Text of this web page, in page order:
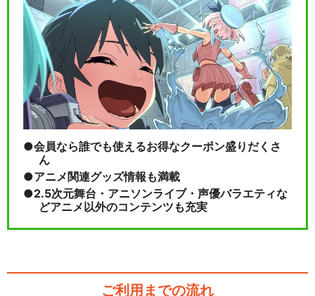
会員なら誰でも使えるお得なクーポン盛りだくさ
ん
アニメ関連グッズ情報も満載
2.5次元舞台・アニソンライブ・声優バラエティな
どアニメ以外のコンテンツも充実
ご利用までの流れ